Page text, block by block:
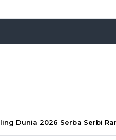
Dunia 2026 Serba Serbi